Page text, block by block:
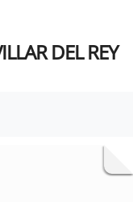
DEL REY